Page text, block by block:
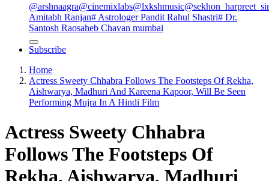
@arshnaagra@cinemixlabs@lxkshmusic
Amitabh Ranjan# Astrologer Pandit Rahul Shastri# Dr.
Santosh Raosaheb Chavan mumbai
Subscribe
Home
Actress Sweety Chhabra Follows The Footsteps Of Rekha,
Aishwarya, Madhuri And Kareena Kapoor, Will Be Seen
Performing Mujra In A Hindi Film
Actress Sweety Chhabra
Follows The Footsteps Of
Rekha, Aishwarya, Madhuri